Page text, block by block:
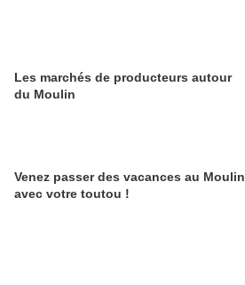
Les marchés de producteurs autour
du Moulin
Venez passer des vacances au Moulin
avec votre toutou !